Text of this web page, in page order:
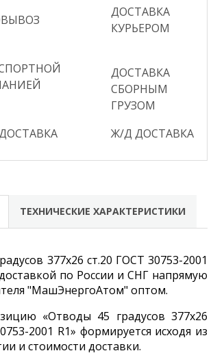
ДОСТАВКА
КУРЬЕРОМ
ДОСТАВКА
СБОРНЫМ
ГРУЗОМ
Ж/Д ДОСТАВКА
ТЕХНИЧЕСКИЕ ХАРАКТЕРИСТИКИ
377х26 ст.20 ГОСТ 30753-2001
по России и СНГ напрямую
"МашЭнергоАтом" оптом.
«Отводы 45 градусов 377х26
2001 R1» формируется исходя из
и стоимости доставки.